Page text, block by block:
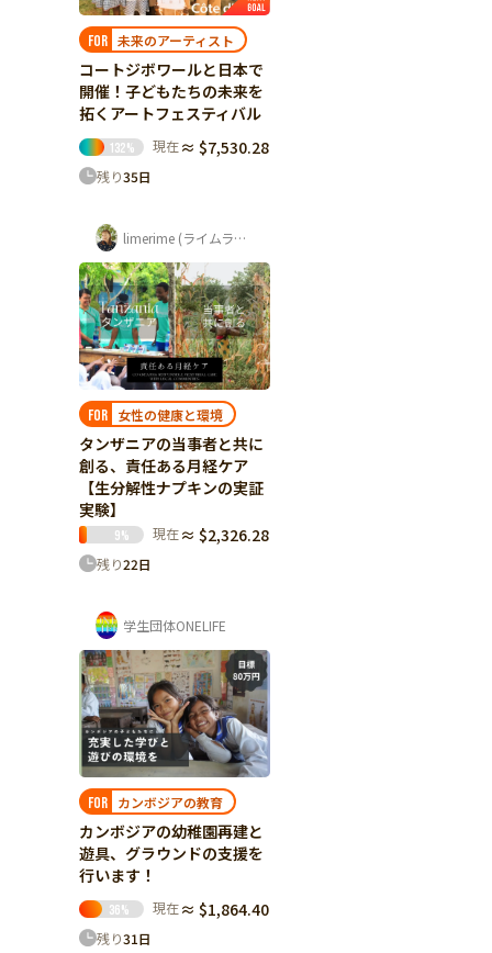
FOR 未来のアーティスト
コートジボワールと日本で
開催！子どもたちの未来を
拓くアートフェスティバル
132% 現在 ≈ $7,530.28
残り35日
limerime (ライムライム) 須藤 紫音
FOR 女性の健康と環境
タンザニアの当事者と共に
創る、責任ある月経ケア
【生分解性ナプキンの実証
実験】
9% 現在 ≈ $2,326.28
残り22日
学生団体ONELIFE
FOR カンボジアの教育
カンボジアの幼稚園再建と
遊具、グラウンドの支援を
行います！
36% 現在 ≈ $1,864.40
残り31日